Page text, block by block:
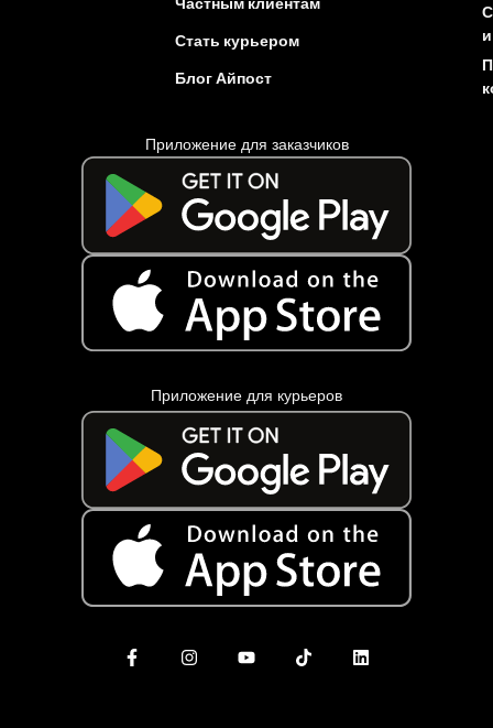
Стать курьером
Блог Айпост
Приложение для заказчиков
Приложение для курьеров